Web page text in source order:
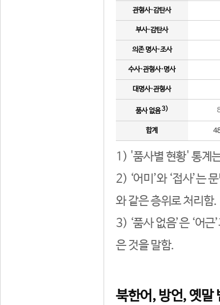
관형사·감탄사
부사·감탄사
의존 명사·조사
수사·관형사·명사
대명사·관형사
품사 없음3)
합계
1) '품사별 현황' 통계
2) ‘어미’와 ‘접사’는
와 같은 층위로 처리함.
3) ‘품사 없음’은 ‘어
은 것을 말함.
북한어, 방언, 옛말